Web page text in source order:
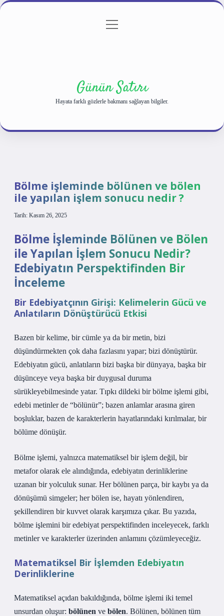
Gizlilik Politikası
menüyü
Günün Satırı
Hayata farklı gözlerle bakmanı sağlayan bilgiler.
Bölme işleminde bölünen ve bölen
ile yapılan işlem sonucu nedir ?
Tarih: Kasım 26, 2025
Bölme İşleminde Bölünen ve Bölen
ile Yapılan İşlem Sonucu Nedir?
Edebiyatın Perspektifinden Bir
İnceleme
Bir Edebiyatçının Girişi: Kelimelerin Gücü ve
Anlatıların Dönüştürücü Etkisi
Bazen bir kelime, bir cümle ya da bir metin, bizi
düşündürmekten çok daha fazlasını yapar; bizi dönüştürür.
Edebiyatın gücü, anlatıların bizi başka bir dünyaya, başka bir
düşünceye veya başka bir duygusal duruma
sürükleyebilmesinde yatar. Tıpkı dildeki bir bölme işlemi gibi,
edebi metinler de “bölünür”; bazen anlamlar arasına giren
boşluklar, bazen de karakterlerin hayatlarındaki kırılmalar, bir
bölüme dönüşür.
Bölme işlemi, yalnızca matematiksel bir işlem değil, bir
metafor olarak ele alındığında, edebiyatın derinliklerine
uzanan bir yolculuk sunar. Her bölünen parça, bir kaybı ya da
dönüşümü simgeler; her bölen ise, hayatı yönlendiren,
şekillendiren bir kuvvet olarak karşımıza çıkar. Bu yazıda,
bölme işlemini bir edebiyat perspektifinden inceleyecek, farklı
metinler ve karakterler üzerinden anlamını çözümleyeceğiz.
Matematiksel Bir İşlemden Edebiyatın
Derinliklerine
Matematiksel açıdan bakıldığında, bölme işlemi iki temel
unsurdan oluşur: bölünen ve bölen. Bölünen, bölünen tüm